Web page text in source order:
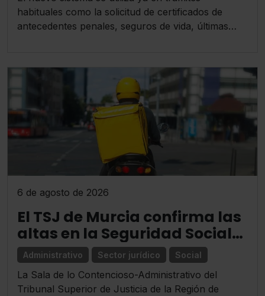
habituales como la solicitud de certificados de
antecedentes penales, seguros de vida, últimas
6 de agosto de 2026
El TSJ de Murcia confirma las
altas en la Seguridad Social
de 140 repartidores de Glovo
como trabajadores por
cuenta ajena
Administrativo Sector jurídico Social
La Sala de lo Contencioso-Administrativo del
Tribunal Superior de Justicia de la Región de